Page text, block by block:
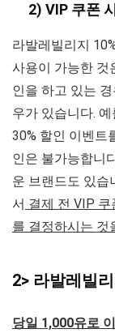
2) VIP 쿠폰
라발레빌리지
사용이 가능한 것
인을 하고 있는
우가 있습니다.
30% 할인 이벤트
인은 불가능합니
운 브랜드도 있습
서 결제 전 VIP
를 결정하시는 것
2> 라발레빌
당일 1,000유로